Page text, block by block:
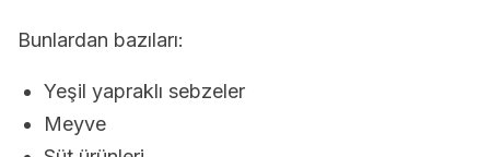
Bunlardan bazıları:
Yeşil yapraklı sebzeler
Meyve